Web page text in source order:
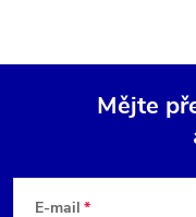
a
Mějte
E-mail